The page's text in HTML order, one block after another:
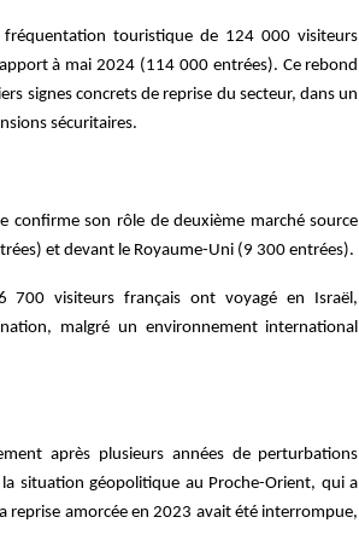
touristique de 124 000 visiteurs
à mai 2024 (114 000 entrées). Ce rebond
signes concrets de reprise du secteur, dans un
sécuritaires.
confirme son rôle de deuxième marché source
et devant le Royaume-Uni (9 300 entrées).
700 visiteurs français ont voyagé en Israël,
malgré un environnement international
après plusieurs années de perturbations
situation géopolitique au Proche-Orient, qui a
reprise amorcée en 2023 avait été interrompue,